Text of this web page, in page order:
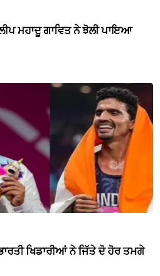
ਮਹਾਦੂ ਗਾਵਿਤ ਨੇ ਝੋਲੀ ਪਾਇਆ
ਖਿਡਾਰੀਆਂ ਨੇ ਜਿੱਤੇ ਦੋ ਹੋਰ ਤਮਗੇ